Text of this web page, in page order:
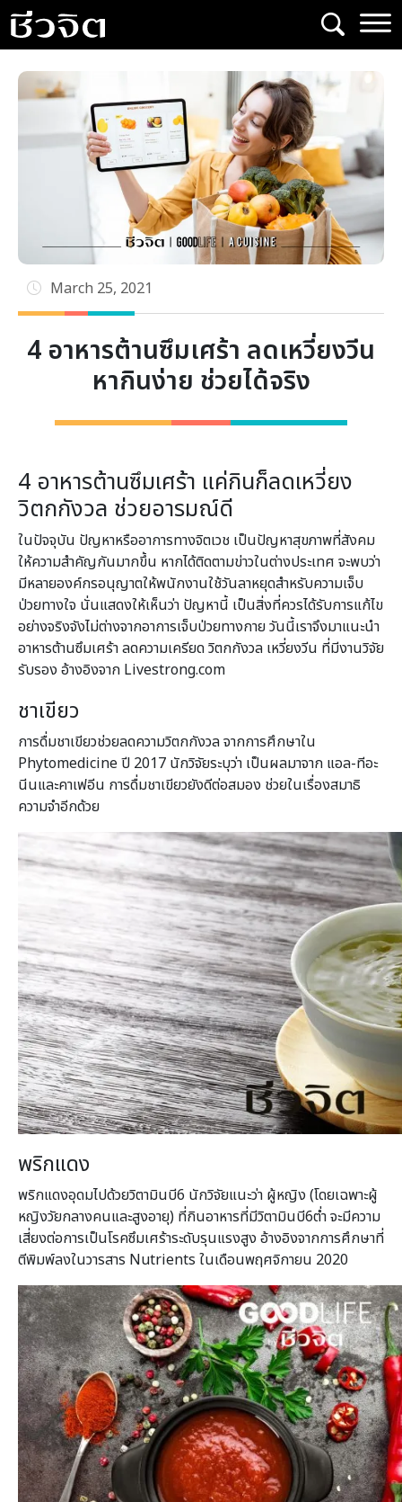
Skip
to
content
March 25, 2021
4 อาหารต้านซึมเศร้า ลดเหวี่ยงวีน
หากินง่าย ช่วยได้จริง
4 อาหารต้านซึมเศร้า แค่กินก็ลดเหวี่ยง
วิตกกังวล ช่วยอารมณ์ดี
ในปัจจุบัน ปัญหาหรืออาการทางจิตเวช เป็นปัญหาสุขภาพที่สังคม
ให้ความสำคัญกันมากขึ้น หากได้ติดตามข่าวในต่างประเทศ จะพบว่า
มีหลายองค์กรอนุญาตให้พนักงานใช้วันลาหยุดสำหรับความเจ็บ
ป่วยทางใจ นั่นแสดงให้เห็นว่า ปัญหานี้ เป็นสิ่งที่ควรได้รับการแก้ไข
อย่างจริงจังไม่ต่างจากอาการเจ็บป่วยทางกาย วันนี้เราจึงมาแนะนำ
อาหารต้านซึมเศร้า ลดความเครียด วิตกกังวล เหวี่ยงวีน ที่มีงานวิจัย
รับรอง อ้างอิงจาก Livestrong.com
ชาเขียว
การดื่มชาเขียวช่วยลดความวิตกกังวล จากการศึกษาใน
Phytomedicine ปี 2017 นักวิจัยระบุว่า เป็นผลมาจาก แอล-ทีอะ
นีนและคาเฟอีน การดื่มชาเขียวยังดีต่อสมอง ช่วยในเรื่องสมาธิ
ความจำอีกด้วย
พริกแดง
พริกแดงอุดมไปด้วยวิตามินบี6 นักวิจัยแนะว่า ผู้หญิง (โดยเฉพาะผู้
หญิงวัยกลางคนและสูงอายุ) ที่กินอาหารที่มีวิตามินบี6ต่ำ จะมีความ
เสี่ยงต่อการเป็นโรคซึมเศร้าระดับรุนแรงสูง อ้างอิงจากการศึกษาที่
ตีพิมพ์ลงในวารสาร Nutrients ในเดือนพฤศจิกายน 2020